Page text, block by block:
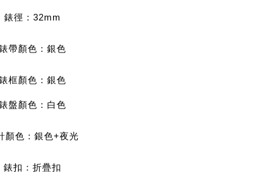
錶徑：32mm
帶顏色：銀色
框顏色：銀色
盤顏色： 白色
顏色：銀色+夜光
錶扣：折疊扣